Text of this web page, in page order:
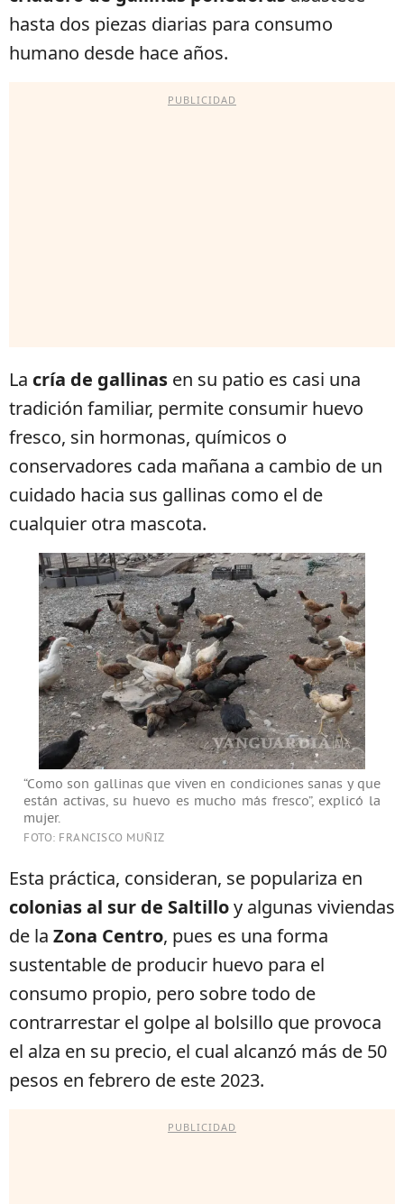
hasta dos piezas diarias para consumo
humano desde hace años.
PUBLICIDAD
La cría de gallinas en su patio es casi una
tradición familiar, permite consumir huevo
fresco, sin hormonas, químicos o
conservadores cada mañana a cambio de un
cuidado hacia sus gallinas como el de
cualquier otra mascota.
“Como son gallinas que viven en condiciones sanas y que
están activas, su huevo es mucho más fresco”, explicó la
mujer.
FOTO: FRANCISCO MUÑIZ
Esta práctica, consideran, se populariza en
colonias al sur de Saltilloy algunas viviendas
de la Zona Centro, pues es una forma
sustentable de producir huevo para el
consumo propio, pero sobre todo de
contrarrestar el golpe al bolsillo que provoca
el alza en su precio, el cual alcanzó más de 50
pesos en febrero de este 2023.
PUBLICIDAD